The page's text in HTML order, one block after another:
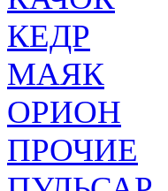
КЕДР
МАЯК
ОРИОН
ПРОЧИЕ